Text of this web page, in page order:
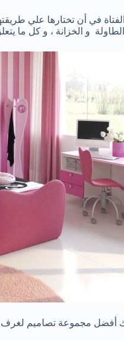
في أن تختارها علي
الطاولة و الخزانة ، و كل ما
أفضل مجموعة تصاميم لغرف